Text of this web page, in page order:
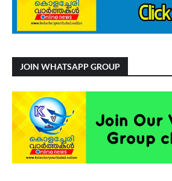
JOIN WHATSAPP GROUP